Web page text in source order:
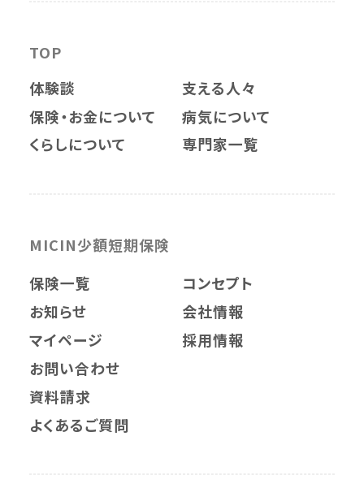
TOP
体験談
支える人々
保険・お金について
病気について
くらしについて
専門家一覧
MICIN少額短期保険
保険一覧
お知らせ
マイページ
コンセプト
会社情報
採用情報
お問い合わせ
資料請求
よくあるご質問